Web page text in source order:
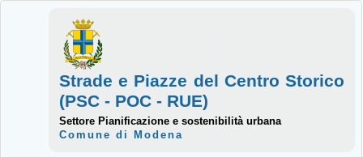
Strade e Piazze del Centro Storico
(PSC - POC - RUE)
Settore Pianificazione e sostenibilità urbana
Comune di Modena